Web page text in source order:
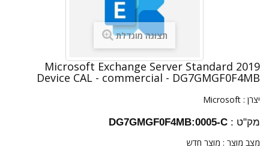
תצוגה מוגדלת
Microsoft Exchange Server Standard 2019
Device CAL - commercial - DG7GMGF0F4MB
יצרן : Microsoft
מק"ט : DG7GMGF0F4MB:0005-C
מצב מוצר : מוצר חדש